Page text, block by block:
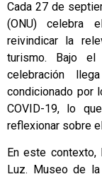
Cada 27 de
(ONU) celebra
reivindicar la
turismo. Bajo el
celebración
condicionado por
COVID-19, lo
reflexionar sobre
En este
Luz. Museo de